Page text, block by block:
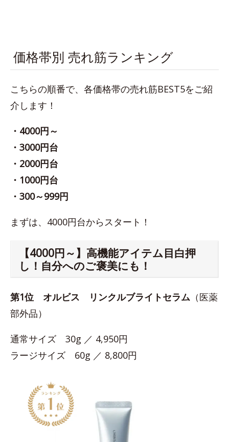
価格帯別 売れ筋ランキング
こちらの順番で、各価格帯の売れ筋BEST5をご紹
介します！
・4000円～
・3000円台
・2000円台
・1000円台
・300～999円
まずは、4000円台からスタート！
【4000円～】高機能アイテム目白押
し！自分へのご褒美にも！
第1位 オルビス リンクルブライトセラム （医薬
部外品）
通常サイズ 30g ／ 4,950円
ラージサイズ 60g ／ 8,800円